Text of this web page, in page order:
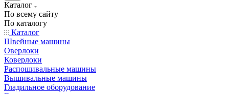
Каталог
По всему сайту
По каталогу
Каталог
Швейные машины
Оверлоки
Коверлоки
Распошивальные машины
Вышивальные машины
Гладильное оборудование